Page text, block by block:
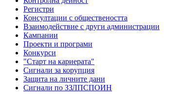
Регистри
Консултации с обществеността
Взаимодействие с други администрации
Кампании
Проекти и програми
Конкурси
"Старт на кариерата"
Сигнали за корупция
Защита на личните дани
Сигнали по ЗЗЛПСПОИН